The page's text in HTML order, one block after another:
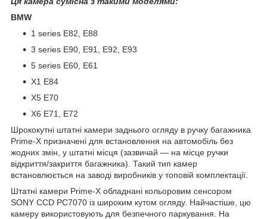
BMW
1 series E82, E88
3 series E90, E91, E92, E93
5 series E60, E61
X1 E84
X5 E70
X6 E71, E72
Шрококутні штатні камери заднього огляду в ручку багажника
Prime-X призначені для встановлення на автомобіль без
жодних змін, у штатні місця (зазвичай — на місце ручки
відкриття/закриття багажника). Такий тип камер
встановлюється на заводі виробників у топовій комплектації.
Штатні камери Prime-X обладнані кольоровим сенсором
SONY CCD PC7070 із широким кутом огляду. Найчастіше, цю
камеру використовують для безпечного паркування. На